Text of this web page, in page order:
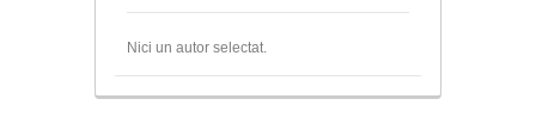
Nici un autor selectat.